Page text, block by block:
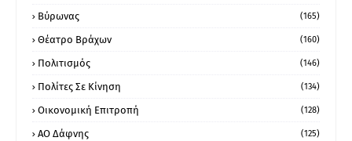
Βύρωνας (165)
Θέατρο Βράχων (160)
Πολιτισμός (146)
Πολίτες Σε Κίνηση (134)
Οικονομική Επιτροπή (128)
ΑΟ Δάφνης (125)